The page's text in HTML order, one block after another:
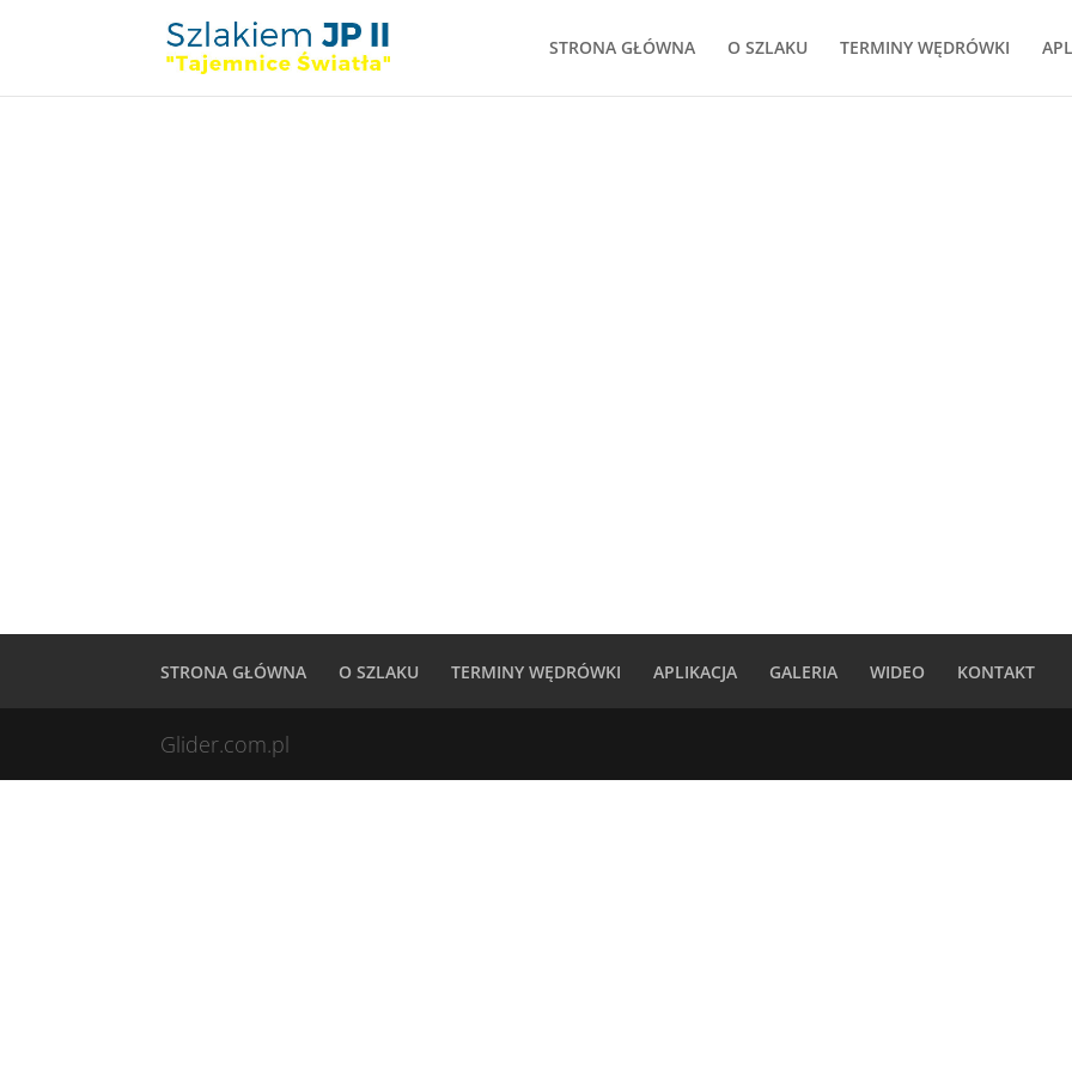
STRONA GŁÓWNA O SZLAKU TERMINY WĘDRÓWKI
STRONA GŁÓWNA O SZLAKU TERMINY WĘDRÓWKI APLIKACJA GALERIA WIDEO KONTAKT
Glider.com.pl